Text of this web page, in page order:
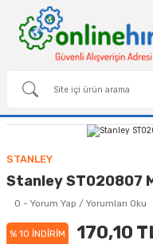
STANLEY
Stanley ST020807
0 - Yorum Yap / Yorumları Oku
% 10 İNDİRİM 170,10